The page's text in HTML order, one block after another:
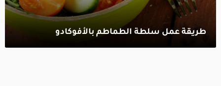
طريقة عمل سلطة الطماطم بالأفوكادو‎